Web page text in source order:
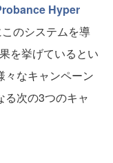
Hyper
のシステムを導
を挙げているとい
々なキャンペーン
る次の3つのキャ